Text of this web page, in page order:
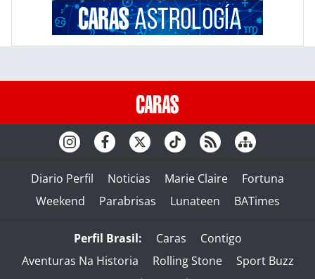
Diario Perfil Noticias Marie Claire
Fortuna
Weekend
Parabrisas Lunateen BATimes
Perfil Brasil: Caras
Contigo
Aventuras Na Historia
Rolling Stone
Sport Buzz